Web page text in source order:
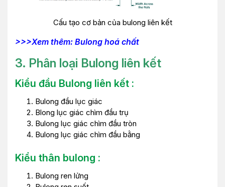
Cấu tạo cơ bản của bulong liên kết
>>>Xem thêm: Bulong hoá chất
3. Phân loại Bulong liên kết
Kiểu đầu Bulong liên kết :
Bulong đầu lục giác
Blong lục giác chìm đầu trụ
Bulong lục giác chìm đầu tròn
Bulong lục giác chìm đầu bằng
Kiểu thân bulong :
Bulong ren lửng